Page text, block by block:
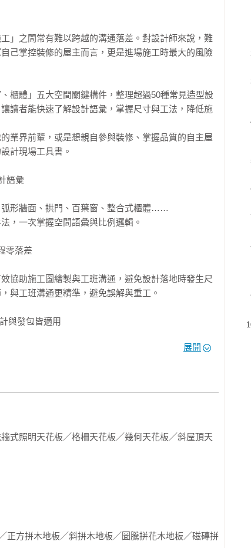
」之間常有難以跨越的溝通落差。對設計師來說，難
己掌控裝修的屋主而言，更是進場施工時最大的風險
櫃體」五大空間關鍵構件，整理超過50種常見造型設
讀者能快速了解設計語彙，掌握尺寸與工法，降低施
業界前輩，或是想親自參與裝修、掌握品質的自主屋
計現場工具書。
語彙
形牆面、拱門、百葉窗、整合式櫃體……
，一次掌握空間語彙與比例邏輯。
零落差
協助施工圖繪製與工班溝通，避免設計落地時發生尺
與工班溝通更精準，避免誤解與重工。
與發包皆適用
、施作重點與監工要點，透過簡明表格呈現，讓讀者
展開
式照明天花板／格柵天花板／幾何天花板／斜屋頂天
正方拼木地板／斜拼木地板／圖騰拼花木地板／磁磚拼